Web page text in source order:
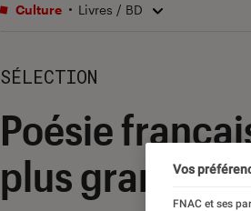
Culture Livres / BD
SÉLECTION
Poésie
plus grands
Vos
FNAC et ses